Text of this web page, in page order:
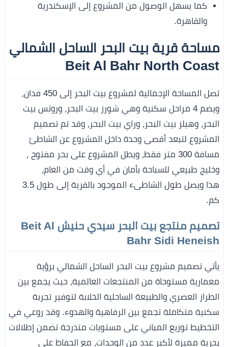
كما يسهل الوصول من المشروع إلى الإسكندرية
والقاهرة.
مساحة قرية بيت البحر الساحل الشمالي
Beit Al Bahr North Coast
تصل المساحة الإجمالية لمشروع بيت البحر إلى 450 فدان،
ويضم 4 مراحل سكنية وهي شورز بيت البحر، وروتس بيت
البحر، وهيلز بيت البحر، وراي بيت البحر، وقد تم تصميم
المشروع لتبعد أقصى وحدة داخل المشروع عن الشاطئ
مسافة 300 متر فقط، ويطل المشروع على بحر مفتوح ،
وخليج طبيعي للسباحة بأمان في أي وقت من العام،
هذا ويصل طول الشاطىء الموجود بالقرية إلى طول 3.5
كم.
تصميم منتجع بيت البحر سيدي حنيش Beit Al
Bahr Sidi Heneish
يأتي تصميم مشروع بيت البحر الساحل الشمالي برؤية
معمارية مستوحاة من المنتجعات العالمية، حيث يجمع بين
الطراز العصري والطبيعة الساحلية الخلابة لتوفير تجربة
سكنية متكاملة تجمع بين الرفاهية والهدوء. وقد روعي في
التخطيط توزيع المباني على مستويات متدرجة تضمن إطلالات
بحرية مميزة لأكبر عدد من الوحدات، مع الحفاظ على